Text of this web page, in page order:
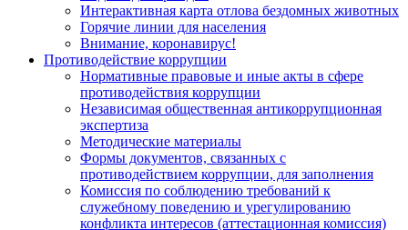
Интерактивная карта отлова бездомных животных
Горячие линии для населения
Внимание, коронавирус!
Противодействие коррупции
Нормативные правовые и иные акты в сфере
противодействия коррупции
Независимая общественная антикоррупционная
экспертиза
Методические материалы
Формы документов, связанных с
противодействием коррупции, для заполнения
Комиссия по соблюдению требований к
служебному поведению и урегулированию
конфликта интересов (аттестационная комиссия)